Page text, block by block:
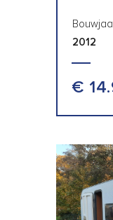
2012
€